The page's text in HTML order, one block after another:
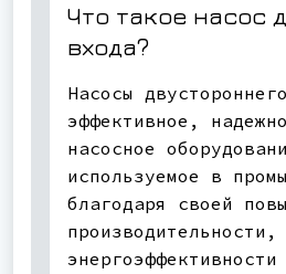
Что такое насос
входа?
Насосы
эффективное,
насосное
используемое в
благодаря своей
производительности,